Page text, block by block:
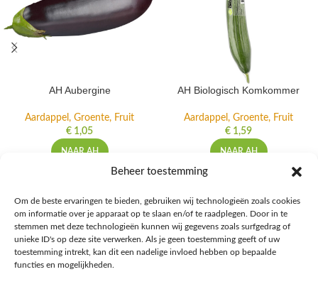
Beheer toestemming
Om de beste ervaringen te bieden, gebruiken wij technologieën zoals cookies
om informatie over je apparaat op te slaan en/of te raadplegen. Door in te
stemmen met deze technologieën kunnen wij gegevens zoals surfgedrag of
unieke ID's op deze site verwerken. Als je geen toestemming geeft of uw
toestemming intrekt, kan dit een nadelige invloed hebben op bepaalde
functies en mogelijkheden.
AH Aubergine
Aardappel, Groente, Fruit
€ 1,05
NAAR AH
AH Biologisch Komkommer
Aardappel, Groente, Fruit
€ 1,59
NAAR AH
Ontdek de beste keto-vriendelijke keuzes van Albert Heijn, verrijk je
kennis met onze diepgaande blogs over het keto-dieet, en deel jouw
favoriete keto recepten in onze bruisende online gemeenschap!